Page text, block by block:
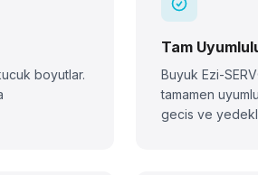
boyutlar.
Tam
Buyuk Ezi-
tamamen
gecis ve